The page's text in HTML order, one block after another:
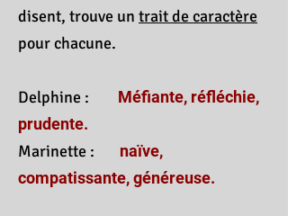
disent, trouve un trait de caractère
pour chacune.
Delphine : Méfiante, réfléchie,
prudente.
Marinette : naïve,
compatissante, généreuse.